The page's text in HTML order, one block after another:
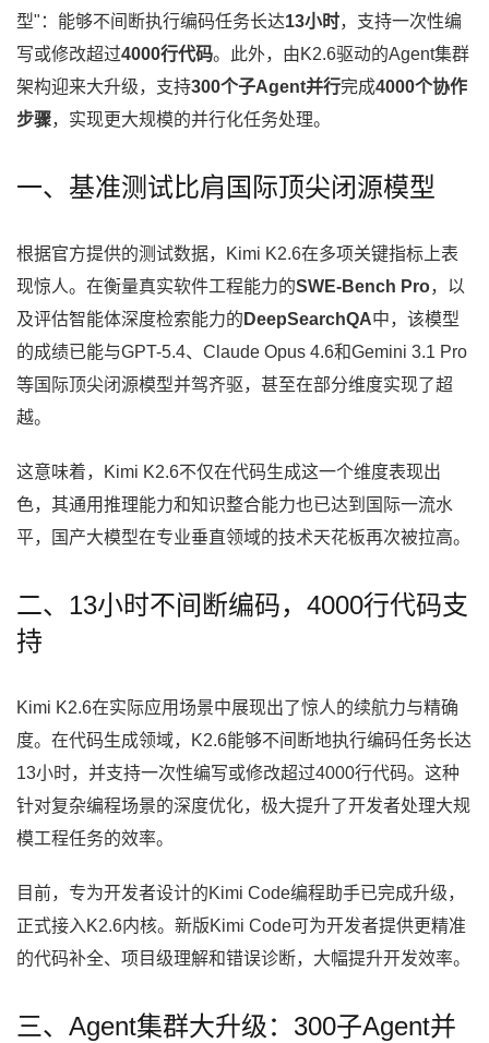
型"：能够不间断执行编码任务长达13小时，支持一次性编
写或修改超过4000行代码。此外，由K2.6驱动的Agent集群
架构迎来大升级，支持300个子Agent并行完成4000个协作
步骤，实现更大规模的并行化任务处理。
一、基准测试比肩国际顶尖闭源模型
根据官方提供的测试数据，Kimi K2.6在多项关键指标上表
现惊人。在衡量真实软件工程能力的SWE-Bench Pro，以
及评估智能体深度检索能力的 DeepSearchQA中，该模型
的成绩已能与GPT-5.4、Claude Opus 4.6和Gemini 3.1 Pro
等国际顶尖闭源模型并驾齐驱，甚至在部分维度实现了超
越。
这意味着，Kimi K2.6不仅在代码生成这一个维度表现出
色，其通用推理能力和知识整合能力也已达到国际一流水
平，国产大模型在专业垂直领域的技术天花板再次被拉高。
二、13小时不间断编码，4000行代码支
持
Kimi K2.6在实际应用场景中展现出了惊人的续航力与精确
度。在代码生成领域，K2.6能够不间断地执行编码任务长达
13小时，并支持一次性编写或修改超过4000行代码。这种
针对复杂编程场景的深度优化，极大提升了开发者处理大规
模工程任务的效率。
目前，专为开发者设计的Kimi Code编程助手已完成升级，
正式接入K2.6内核。新版Kimi Code可为开发者提供更精准
的代码补全、项目级理解和错误诊断，大幅提升开发效率。
三、Agent集群大升级：300子Agent并